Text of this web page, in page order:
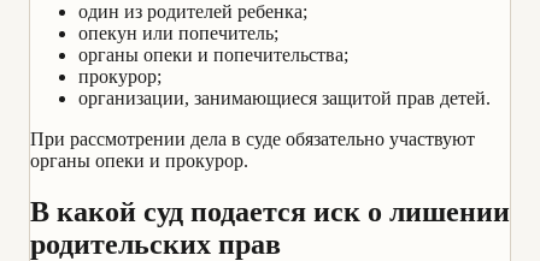
один из родителей ребенка;
опекун или попечитель;
органы опеки и попечительства;
прокурор;
организации, занимающиеся защитой прав детей.
При рассмотрении дела в суде обязательно участвуют
органы опеки и прокурор.
В какой суд подается иск о лишении
родительских прав